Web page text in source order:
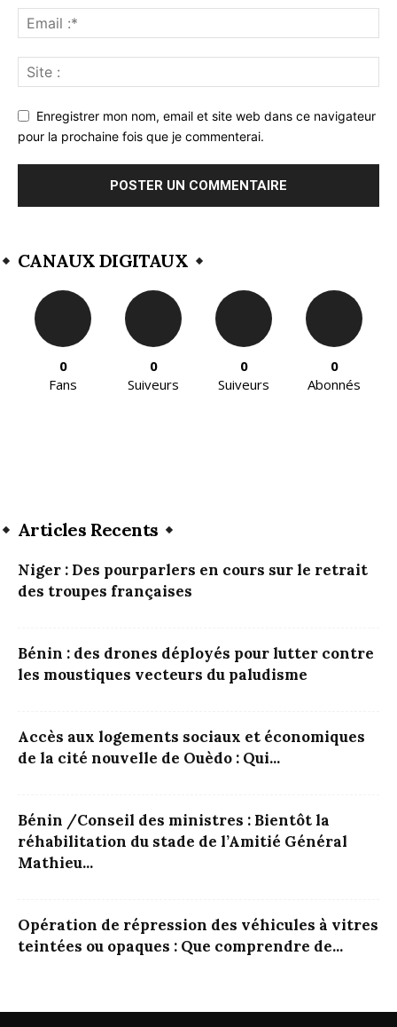
Enregistrer mon nom, email et site web dans ce navigateur
pour la prochaine fois que je commenterai.
CANAUX DIGITAUX
0
Fans
0
Suiveurs
0
Suiveurs
0
Abonnés
Articles Recents
Niger : Des pourparlers en cours sur le retrait
des troupes françaises
Bénin : des drones déployés pour lutter contre
les moustiques vecteurs du paludisme
Accès aux logements sociaux et économiques
de la cité nouvelle de Ouèdo : Qui...
Bénin /Conseil des ministres : Bientôt la
réhabilitation du stade de l’Amitié Général
Mathieu...
Opération de répression des véhicules à vitres
teintées ou opaques : Que comprendre de...